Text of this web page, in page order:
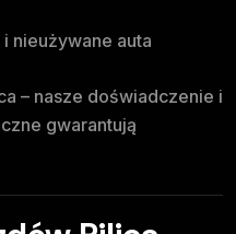
nieużywane auta
– nasze doświadczenie i
gwarantują